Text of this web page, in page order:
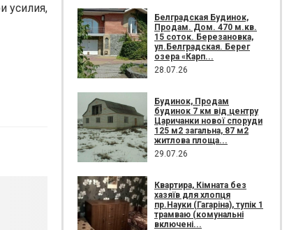
усилия,
Белградская Будинок,
Продам. Дом. 470 м.кв.
15 соток. Березановка,
ул.Белградская. Берег
озера «Карп...
28.07.26
Будинок, Продам
будинок 7 км від центру
Царичанки нової споруди
125 м2 загальна, 87 м2
житлова площа...
29.07.26
Квартира, Кімната без
хазяїв для хлопця
пр.Науки (Гагаріна), тупік 1
трамваю (комунальні
включені...